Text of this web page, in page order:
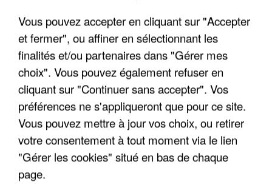
LES DONNÉES DE 300 000 CLIENTS DÉROBÉES À
INTERMARCHÉ APRÈS UNE...
Vous pouvez accepter en cliquant sur "Accepter
et fermer", ou affiner en sélectionnant les
finalités et/ou partenaires dans "Gérer mes
choix". Vous pouvez également refuser en
cliquant sur "Continuer sans accepter". Vos
préférences ne s'appliqueront que pour ce site.
Vous pouvez mettre à jour vos choix, ou retirer
votre consentement à tout moment via le lien
"Gérer les cookies" situé en bas de chaque
page.